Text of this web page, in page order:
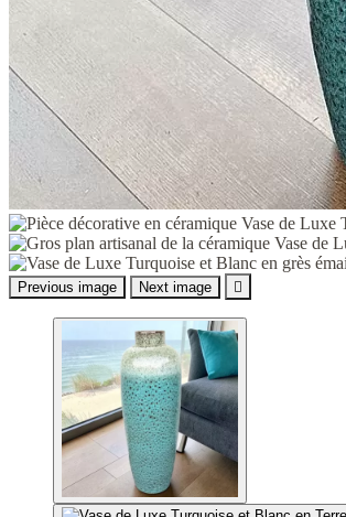
Previous image Next image 